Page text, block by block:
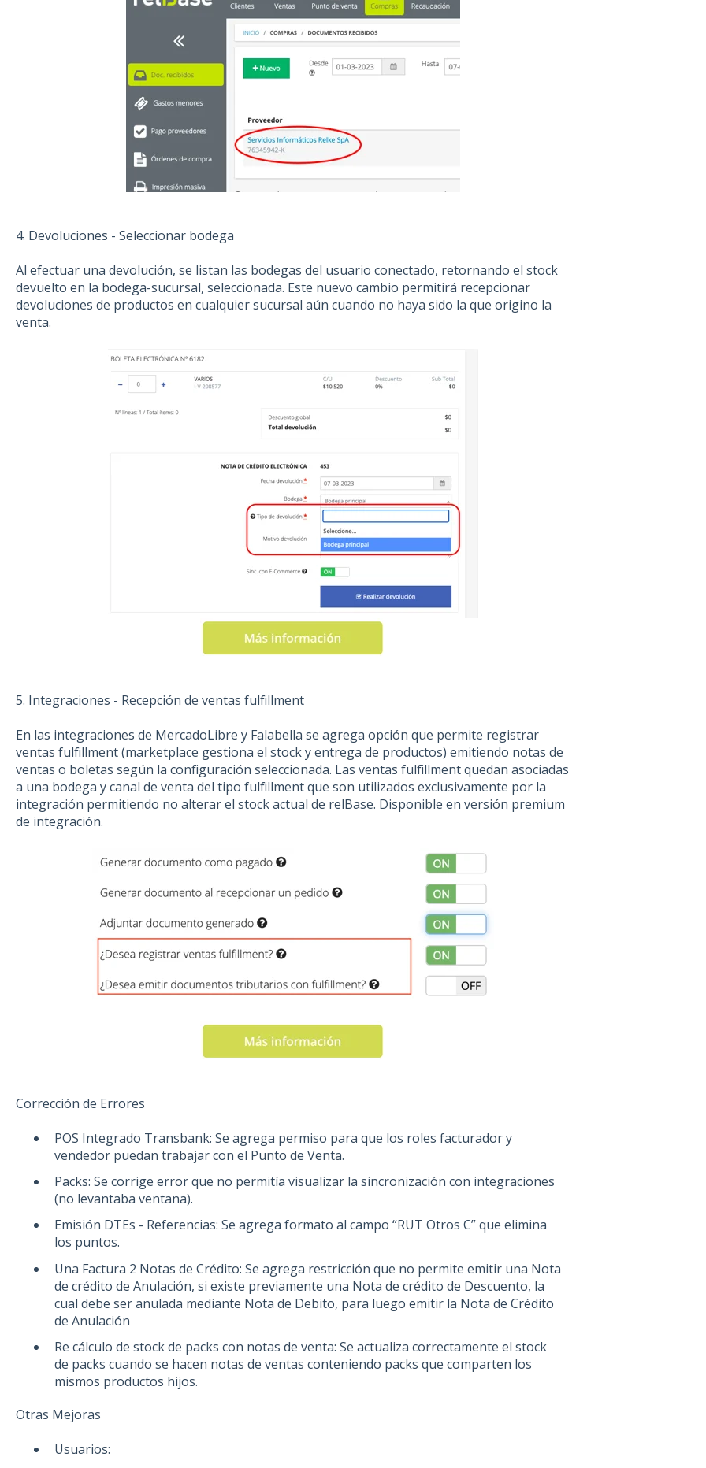
4. Devoluciones - Seleccionar bodega
Al efectuar una devolución, se listan las bodegas del usuario conectado, retornando el stock
devuelto en la bodega-sucursal, seleccionada. Este nuevo cambio permitirá recepcionar
devoluciones de productos en cualquier sucursal aún cuando no haya sido la que origino la
venta.
5. Integraciones - Recepción de ventas fulfillment
En las integraciones de MercadoLibre y Falabella se agrega opción que permite registrar
ventas fulfillment (marketplace gestiona el stock y entrega de productos) emitiendo notas de
ventas o boletas según la configuración seleccionada. Las ventas fulfillment quedan asociadas
a una bodega y canal de venta del tipo fulfillment que son utilizados exclusivamente por la
integración permitiendo no alterar el stock actual de relBase. Disponible en versión premium
de integración.
Corrección de Errores
POS Integrado Transbank: Se agrega permiso para que los roles facturador y
vendedor puedan trabajar con el Punto de Venta.
Packs: Se corrige error que no permitía visualizar la sincronización con integraciones
(no levantaba ventana).
Emisión DTEs - Referencias: Se agrega formato al campo “RUT Otros C” que elimina
los puntos.
Una Factura 2 Notas de Crédito: Se agrega restricción que no permite emitir una Nota
de crédito de Anulación, si existe previamente una Nota de crédito de Descuento, la
cual debe ser anulada mediante Nota de Debito, para luego emitir la Nota de Crédito
de Anulación
Re cálculo de stock de packs con notas de venta: Se actualiza correctamente el stock
de packs cuando se hacen notas de ventas conteniendo packs que comparten los
mismos productos hijos.
Otras Mejoras
Usuarios: